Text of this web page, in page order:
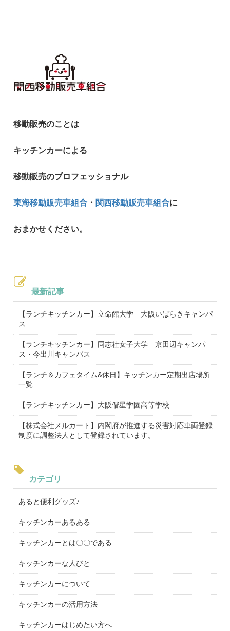
移動販売のことは
キッチンカーによる
移動販売のプロフェッショナル
東海移動販売車組合 ・ 関西移動販売車組合に
おまかせください。
最新記事
【ランチキッチンカー】立命館大学 大阪いばらきキャンパ
ス
【ランチキッチンカー】同志社女子大学 京田辺キャンパ
ス・今出川キャンパス
【ランチ＆カフェタイム&休日】キッチンカー定期出店場所
一覧
【ランチキッチンカー】大阪偕星学園高等学校
【株式会社メルカート】内閣府が推進する災害対応車両登録
制度に調整法人として登録されています。
カテゴリ
あると便利グッズ♪
キッチンカーあるある
キッチンカーとは〇〇である
キッチンカーな人びと
キッチンカーについて
キッチンカーの活用方法
キッチンカーはじめたい方へ